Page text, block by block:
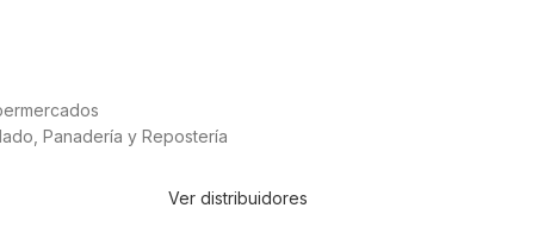
Panadería y Repostería
Ver distribuidores